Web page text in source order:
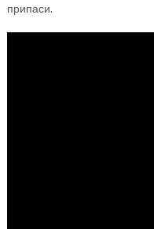
припаси.